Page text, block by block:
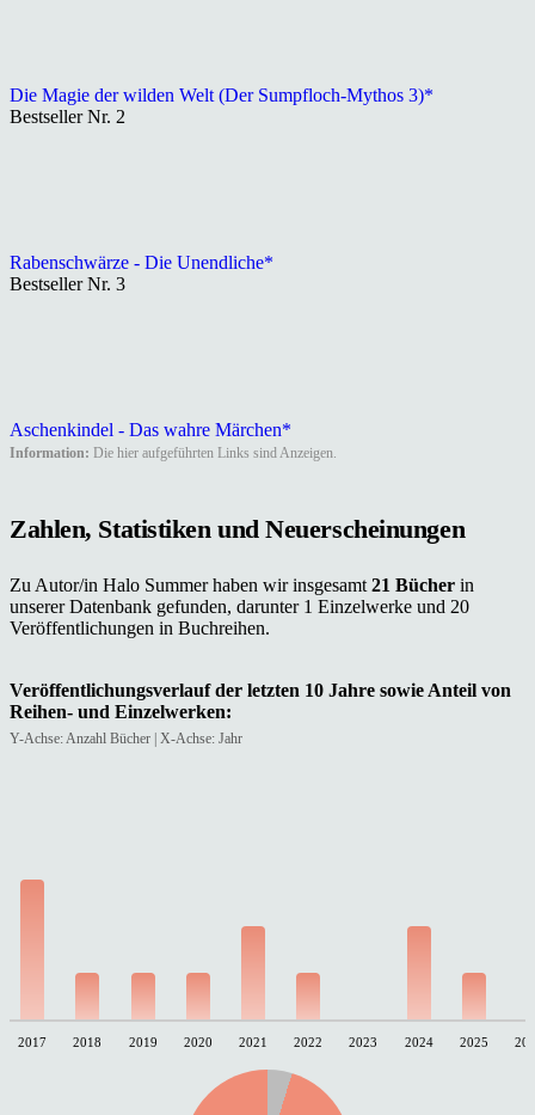
Die Magie der wilden Welt (Der Sumpfloch-Mythos 3)*
Bestseller Nr. 2
Rabenschwärze - Die Unendliche*
Bestseller Nr. 3
Aschenkindel - Das wahre Märchen*
Information: Die hier aufgeführten Links sind Anzeigen.
Zahlen, Statistiken und Neuerscheinungen
Zu Autor/in Halo Summer haben wir insgesamt 21 Bücher in
unserer Datenbank gefunden, darunter 1 Einzelwerke und 20
Veröffentlichungen in Buchreihen.
Veröffentlichungsverlauf der letzten 10 Jahre sowie Anteil von
Reihen- und Einzelwerken:
Y-Achse: Anzahl Bücher | X-Achse: Jahr
2017 2018 2019 2020 2021 2022 2023 2024 2025